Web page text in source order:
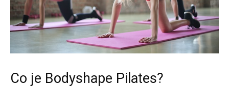
Co je Bodyshape Pilates?